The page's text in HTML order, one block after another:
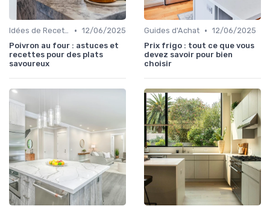
Idées de Recettes et d'Utilisations • 12/06/2025
Poivron au four : astuces et
recettes pour des plats
savoureux
Guides d'Achat • 12/06/2025
Prix frigo : tout ce que vous
devez savoir pour bien
choisir